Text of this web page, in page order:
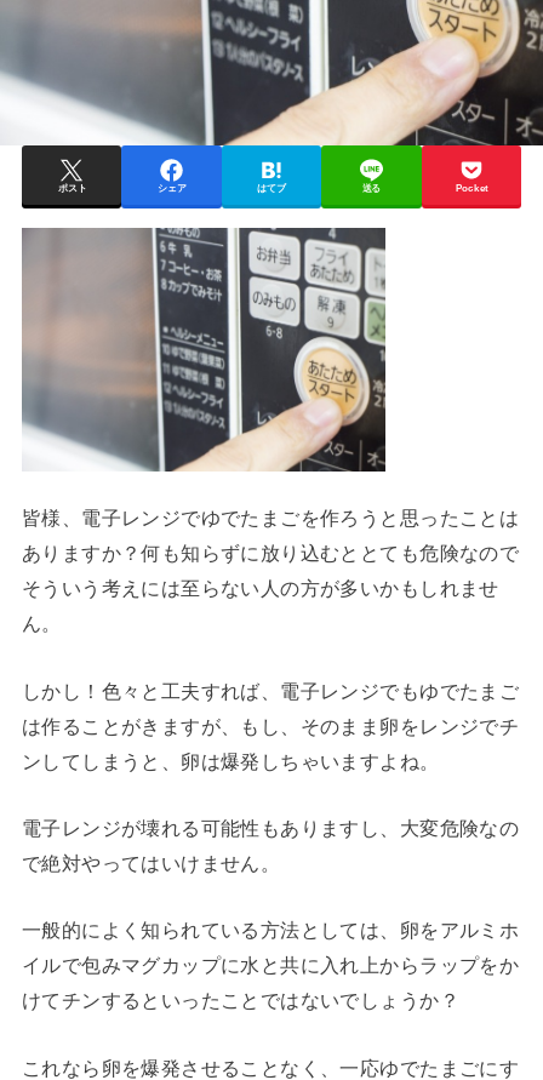
ポスト シェア はてブ 送る Pocket
皆様、電子レンジでゆでたまごを作ろうと思ったことは
ありますか？何も知らずに放り込むととても危険なので
そういう考えには至らない人の方が多いかもしれませ
ん。
しかし！色々と工夫すれば、電子レンジでもゆでたまご
は作ることがきますが、もし、そのまま卵をレンジでチ
ンしてしまうと、卵は爆発しちゃいますよね。
電子レンジが壊れる可能性もありますし、大変危険なの
で絶対やってはいけません。
一般的によく知られている方法としては、卵をアルミホ
イルで包みマグカップに水と共に入れ上からラップをか
けてチンするといったことではないでしょうか？
これなら卵を爆発させることなく、一応ゆでたまごにす